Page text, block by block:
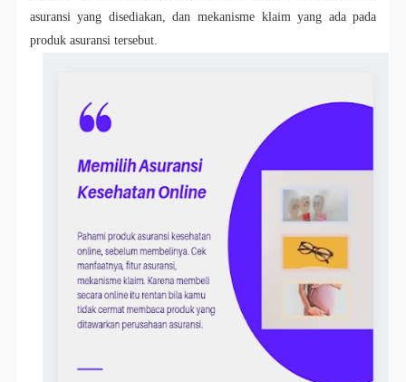
asuransi yang disediakan, dan mekanisme klaim yang ada pada
produk asuransi tersebut.